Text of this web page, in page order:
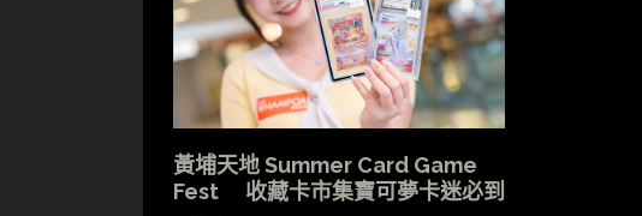
黃埔天地 Summer Card Game
Fest 收藏卡市集寶可夢卡迷必到